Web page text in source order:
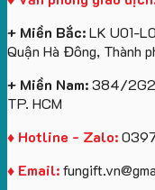
+ Miền Bắc:LK U01-
Quận Hà Đông, Thành
+ Miền Nam:384/2G2
TP. HCM
♦ Hotline - Zalo:
♦ Email: